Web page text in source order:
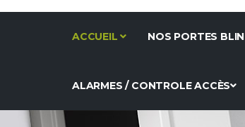
ACCUEIL NOS PORTES
ALARMES / CONTROLE ACCÈS